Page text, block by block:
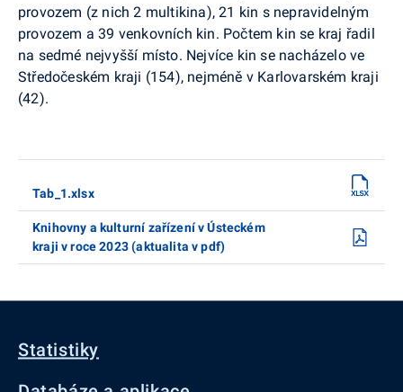
provozem (z nich 2 multikina), 21 kin s nepravidelným
provozem a 39 venkovních kin. Počtem kin se kraj řadil
na sedmé nejvyšší místo. Nejvíce kin se nacházelo ve
Středočeském kraji (154), nejméně v Karlovarském kraji
(42).
Tab_1.xlsx
Knihovny a kulturní zařízení v Ústeckém
kraji v roce 2023 (aktualita v pdf)
Statistiky